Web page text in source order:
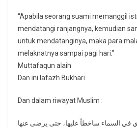
“Apabila seorang suami memanggil
mendatangi ranjangnya, kemudian
untuk mendatanginya, maka para
melaknatnya sampai pagi hari.”
Muttafaqun alaih
Dan ini lafazh Bukhari.
Dan dalam riwayat Muslim :
في السماء ساخطاً عليها، حتى يرضى عنها